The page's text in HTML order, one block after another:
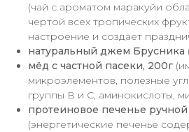
(чай с ароматом маракуйи
чертой всех тропических
настроение и создает
натуральный джем Брусника
мёд с частной пасеки, 200г
микроэлементов, полезные
группы В и С, аминокислоты,
протеиновое печенье
(энергетические печенье